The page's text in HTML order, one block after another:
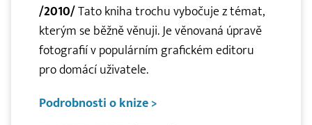
/2010/Tato kniha trochu vybočuje z témat,
kterým se běžně věnuji. Je věnovaná úpravě
fotografií v populárním grafickém editoru
pro domácí uživatele.
Podrobnosti o knize >